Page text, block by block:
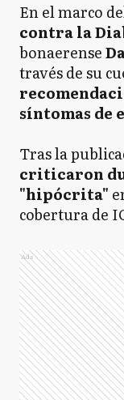
En el marco
contra la
bonaerense
través de su
síntomas de
Tras la
criticaron
"hipócrita"
cobertura de
Ads